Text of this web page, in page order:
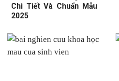
Chi Tiết Và Chuẩn Mẫu
2025